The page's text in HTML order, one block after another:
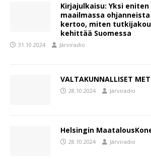
Kirjajulkaisu: Yksi
maailmassa
kertoo, miten
kehittää Suomessa
31.10.2024 Järviradio
VALTAKUNNALLISET
28.10.2024 Järviradio
Helsingin
28.10.2024 Järviradio